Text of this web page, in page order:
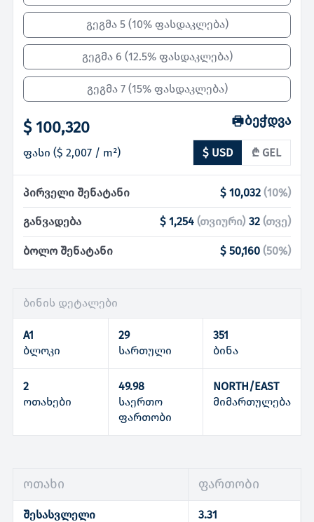
გეგმა 5 (10% ფასდაკლება)
გეგმა 6 (12.5% ფასდაკლება)
გეგმა 7 (15% ფასდაკლება)
$ 100,320
ფასი ($ 2,007 / m²)
ბეჭდვა
$ USD ₾ GEL
პირველი შენატანი $ 10,032 (10%)
განვადება $ 1,254 (თვიური) 32(თვე)
ბოლო შენატანი $ 50,160 (50%)
ბინის დეტალები
A1
ბლოკი
29
სართული
351
ბინა
2
ოთახები
49.98
საერთო
ფართობი
NORTH/EAST
მიმართულება
ოთახი ფართობი
შესასვლელი 3.31